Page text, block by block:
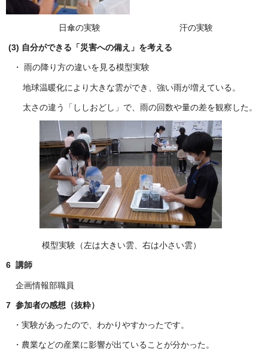
日傘の実験 汗の実験
(3) 自分ができる「災害への備え」を考える
・ 雨の降り方の違いを見る模型実験
地球温暖化により大きな雲ができ、強い雨が増えている。
太さの違う「ししおどし」で、雨の回数や量の差を観察した。
模型実験（左は大きい雲、右は小さい雲）
6 講師
企画情報部職員
7 参加者の感想（抜粋）
・実験があったので、わかりやすかったです。
・農業などの産業に影響が出ていることが分かった。